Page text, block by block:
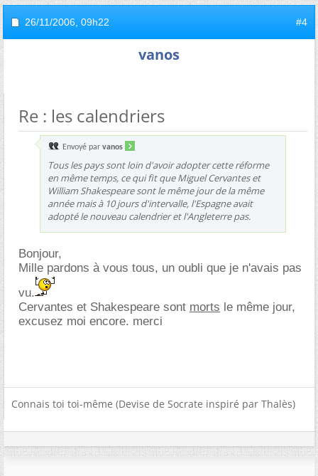
26/11/2006, 09h22 #4
vanos
Re : les calendriers
Envoyé par vanos
Tous les pays sont loin d'avoir adopter cette réforme
en même temps, ce qui fit que Miguel Cervantes et
William Shakespeare sont le même jour de la même
année mais à 10 jours d'intervalle, l'Espagne avait
adopté le nouveau calendrier et l'Angleterre pas.
Bonjour,
Mille pardons à vous tous, un oubli que je n'avais pas
vu.
Cervantes et Shakespeare sont morts le même jour,
excusez moi encore. merci
Connais toi toi-même (Devise de Socrate inspiré par Thalès)